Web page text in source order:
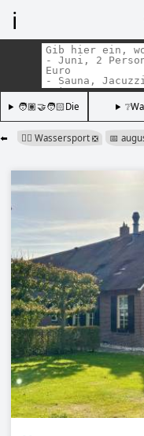
ℹ️
🧑🏽‍🤝‍🧑🏻Die
⬅️ 🏄‍♂️ Wassersport ❎ 📅